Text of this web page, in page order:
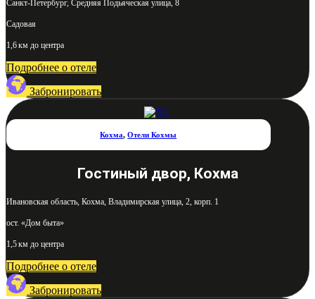
Санкт-Петербург, Средняя Подьяческая улица, 8
Садовая
1,6 км до центра
Подробнее о отеле
Забронировать
Кохма,Отели Кохмы
Гостиный двор, Кохма
Ивановская область, Кохма, Владимирская улица, 2, корп. 1
ост. «Дом быта»
1,5 км до центра
Подробнее о отеле
Забронировать